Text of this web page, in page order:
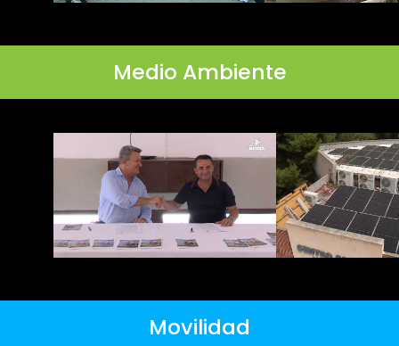
Medio Ambiente
Movilidad